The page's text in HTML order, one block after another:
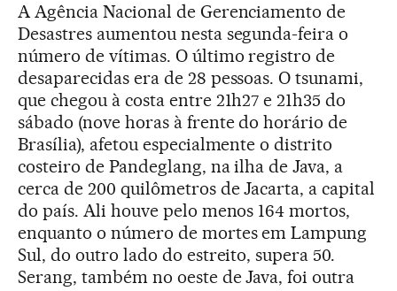
A Agência Nacional de Gerenciamento de
Desastres aumentou nesta segunda-feira o
número de vítimas. O último registro de
desaparecidas era de 28 pessoas. O tsunami,
que chegou à costa entre 21h27 e 21h35 do
sábado (nove horas à frente do horário de
Brasília), afetou especialmente o distrito
costeiro de Pandeglang, na ilha de Java, a
cerca de 200 quilômetros de Jacarta, a capital
do país. Ali houve pelo menos 164 mortos,
enquanto o número de mortes em Lampung
Sul, do outro lado do estreito, supera 50.
Serang, também no oeste de Java, foi outra